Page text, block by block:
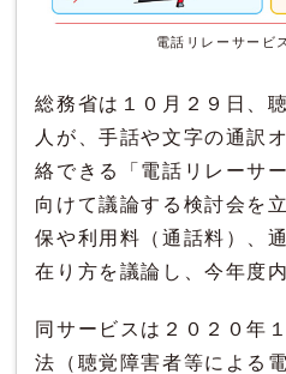
電話リレーサービ
総務省は１０月２９日、
人が、手話や文字の通訳
絡できる「電話リレーサ
向けて議論する検討会を
保や利用料（通話料）、
在り方を議論し、今年度
同サービスは２０２０年
法（聴覚障害者等による